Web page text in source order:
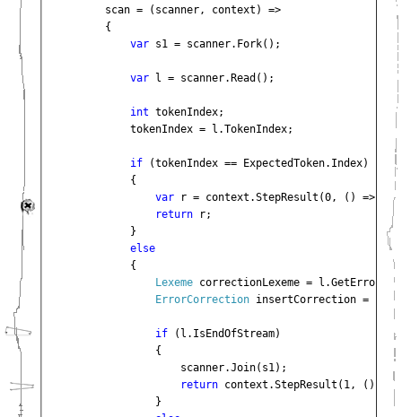
        scan = (scanner, context) =>
        {
var s1 = scanner.Fork();
var l = scanner.Read();
int tokenIndex;
            tokenIndex = l.TokenIndex;
if
(tokenIndex == ExpectedToken.Index)
            {
var
r = context.StepResult(0, () =>
return
r;
            }
else
{
Lexeme correctionLexeme =
ErrorCorrection insertCorrection = new
if
(l.IsEndOfStream)
                {
                    scanner.Join(s1);
return context.StepResult(1, ()
}